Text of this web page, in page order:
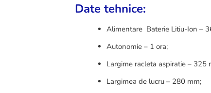
Date tehnice:
Alimentare Baterie Litiu-Ion –
Autonomie – 1 ora;
Largime racleta aspiratie – 325
Largimea de lucru – 280 mm;